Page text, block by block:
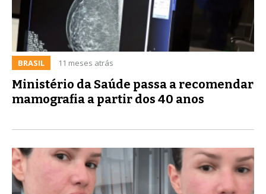
BRASIL 11 meses atrás
Ministério da Saúde passa a recomendar
mamografia a partir dos 40 anos